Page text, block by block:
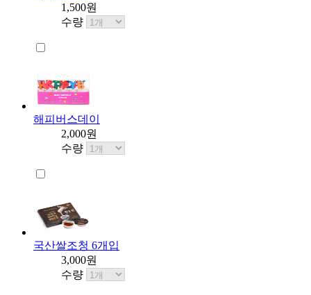
1,500원
수량
해피버스데이
2,000원
수량
국산쌀조청 6개입
3,000원
수량